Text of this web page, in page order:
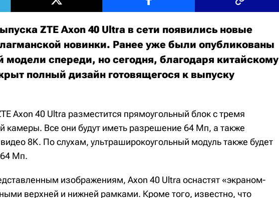
ZTE Axon 40 Ultra в сети появились новые
новинки. Ранее уже были опубликованы
модели спереди, но сегодня, благодаря китайскому
полный дизайн готовящегося к выпуску
Axon 40 Ultra разместится прямоугольный блок с тремя
камеры. Все они будут иметь разрешение 64 Мп, а также
8K. По слухам, ультраширокоугольный модуль также будет
Мп.
изображениям, Axon 40 Ultra оснастят «экраном-
верхней и нижней рамками. Кроме того, известно, что